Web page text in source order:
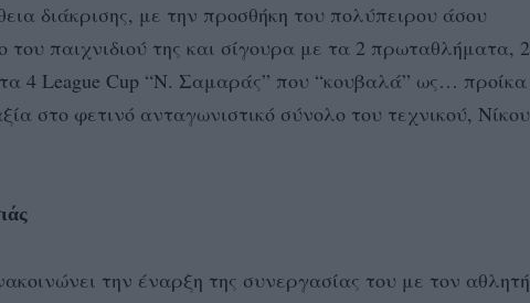
διάκρισης, με την προσθήκη του πολύπειρου άσου
του παιχνιδιού της και σίγουρα με τα 2 πρωταθλήματα, 2
4 League Cup “Ν. Σαμαράς” που “κουβαλά” ως… προίκα
στο φετινό ανταγωνιστικό σύνολο του τεχνικού, Νίκου
την έναρξη της συνεργασίας του με τον αθλητή